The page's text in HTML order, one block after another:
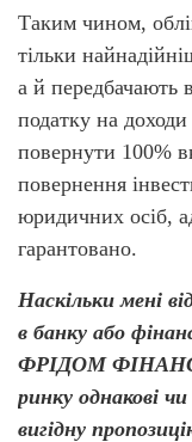
Таким чином,
тільки
а й передбачають
податку на
повернути 100%
повернення
юридичних осіб,
гарантовано.
Наскільки мені
в банку або
ФРІДОМ ФІНАНС
ринку однакові
вигідну